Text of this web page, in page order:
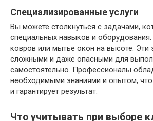
Специализированные услуги
Вы можете столкнуться с задачами,
специальных навыков и
ковров или мытье окон на высоте. Эти
сложными и даже опасными для
самостоятельно. Профессионалы
необходимыми знаниями и опытом,
и гарантирует результат.
Что учитывать при выборе